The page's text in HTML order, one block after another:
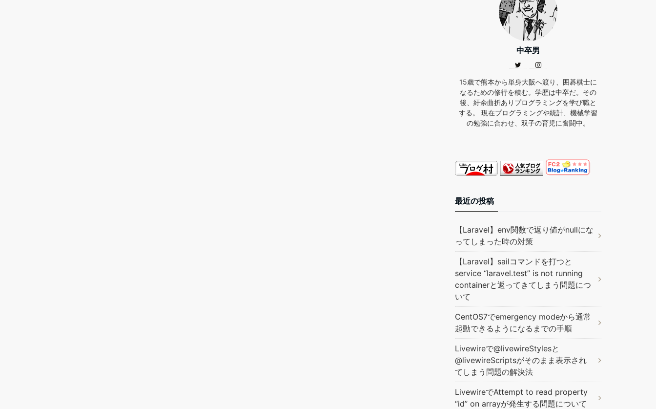
中卒男
15歳で熊本から単身大阪へ渡り、囲碁棋士に
なるための修行を積む。学歴は中卒だ。その
後、紆余曲折ありプログラミングを学び職と
する。 現在プログラミングや統計、機械学習
の勉強に合わせ、双子の育児に奮闘中。
最近の投稿
【Laravel】env関数で返り値がnullにな
ってしまった時の対策
【Laravel】sailコマンドを打つと
service “laravel.test” is not running
containerと返ってきてしまう問題につ
いて
CentOS7でemergency modeから通常
起動できるようになるまでの手順
Livewireで@livewireStylesと
@livewireScriptsがそのまま表示され
てしまう問題の解決法
LivewireでAttempt to read property
“id” on arrayが発生する問題について